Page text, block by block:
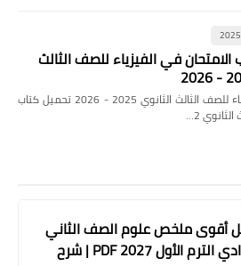
في الفيزياء للصف الثالث
تحميل كتاب الامتحان في الفيزياء للصف الثالث الثانوي 2025 - 2026 تحميل كتاب
2…
أقوى ملخص علوم الصف الثاني
الإعدادي الترم الأول 2027 PDF | شرح